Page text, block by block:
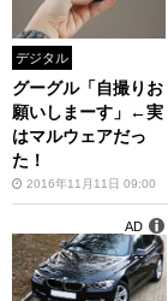
デジタル
グーグル「自撮りお
願いしまーす」←実
はマルウェアだっ
た！
2016年11月11日 09:00
AD